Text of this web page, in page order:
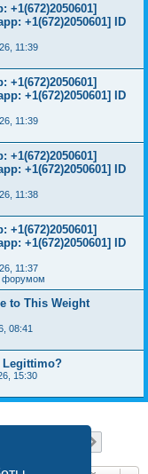
+1(672)2050601] ID
11:39
+1(672)2050601] ID
11:39
+1(672)2050601] ID
11:38
+1(672)2050601] ID
11:37
форумом
to This Weight
08:41
Legittimo?
15:30